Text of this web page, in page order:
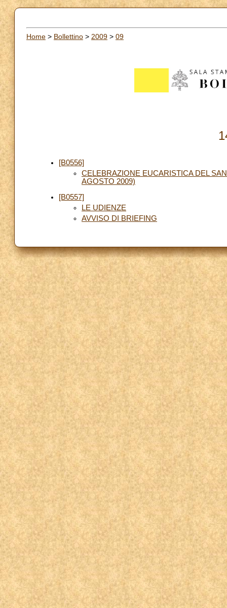
Home > Bollettino > 2009 > 09
[B0556]
CELEBRAZIONE EUCARISTICA DEL
AGOSTO 2009)
[B0557]
LE UDIENZE
AVVISO DI BRIEFING